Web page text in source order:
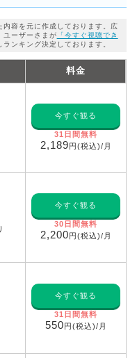
内容を元に作成しております。広
ユーザーさまが 「今すぐ視聴でき
ンキング決定しております。
料金
今すぐ観る
31日間無料
2,189円(税込)/月
今すぐ観る
30日間無料
2,200円(税込)/月
今すぐ観る
31日間無料
550円(税込)/月